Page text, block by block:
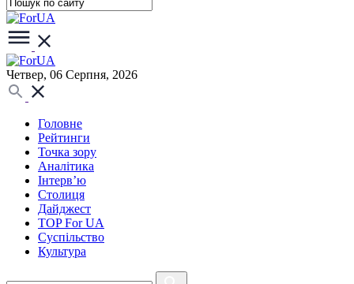
Четвер, 06 Серпня, 2026
Головне
Рейтинги
Точка зору
Аналітика
Інтерв’ю
Столиця
Дайджест
TOP For UA
Суспiльство
Культура